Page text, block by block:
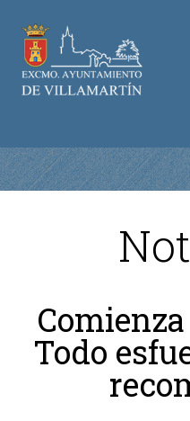
Equipo de Gobierno
Corporación Municipal -
Teléfonos de contacto
Todo